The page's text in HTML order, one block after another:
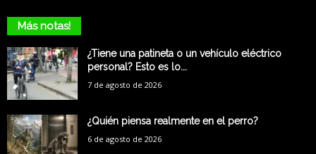
Más notas!
¿Tiene una patineta o un vehículo eléctrico
personal? Esto es lo...
7 de agosto de 2026
¿Quién piensa realmente en el perro?
6 de agosto de 2026